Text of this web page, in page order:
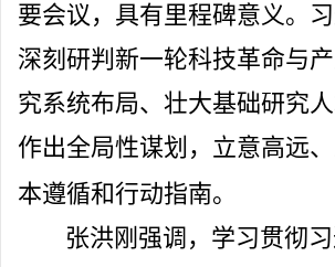
要会议，具有里程碑意义。
深刻研判新一轮科技革命与
究系统布局、壮大基础研究
作出全局性谋划，立意高远
本遵循和行动指南。
张洪刚强调，学习贯彻